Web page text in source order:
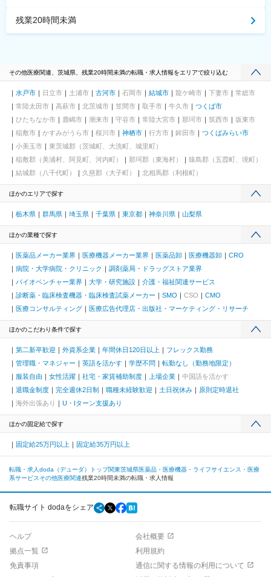
残業20時間未満
その他医療関連、茨城県、残業20時間未満の転職・求人情報をエリアで絞り込む
水戸市 日立市 土浦市 古河市 石岡市 結城市 龍ケ崎市 下妻市
常総市
常陸太田市
高萩市 北茨城市 笠間市 取手市 牛久市
つくば市
ひたちなか市
鹿嶋市 潮来市 守谷市 常陸大宮市 那珂市 筑西市
坂東市
稲敷市
かすみがうら市 桜川市 神栖市 行方市 鉾田市
つくばみらい市
小美玉市
東茨城郡（茨城町、大洗町、城里町）
稲敷郡（美浦村、阿見町、河内町）
那珂郡（東海村）
猿島郡（五霞町、境町）
結城郡（八千代町）
久慈郡（大子町） 北相馬郡（利根町）
ほかのエリアで探す
栃木県 群馬県 埼玉県 千葉県 東京都 神奈川県 山梨県
ほかの業種で探す
医薬品メーカー業界 医療機器メーカー業界 医薬品卸 医療機器卸
CRO
病院・大学病院・クリニック
調剤薬局・ドラッグストア業界
バイオベンチャー業界
大学・研究施設
介護・福祉関連サービス
診断薬・臨床検査機器・臨床検査試薬メーカー
SMO CSO
CMO
医療コンサルティング
医療広告代理店・出版社・マーケティング・リサーチ
ほかのこだわり条件で探す
第二新卒歓迎 外資系企業 年間休日120日以上
フレックス勤務
管理職・マネジャー
英語を活かす 学歴不問
転勤なし（勤務地限定）
服装自由
女性活躍 社宅・家賃補助制度 上場企業
中国語を活かす
退職金制度
完全週休2日制 職種未経験歓迎 土日祝休み
原則定時退社
海外出張あり
U・Iターン支援あり
ほかの固定給で探す
固定給25万円以上 固定給35万円以上
転職・求人doda（デューダ）トップ関東茨城県医薬品・医療機器・ライフサイエンス・医療
系サービス その他医療関連残業20時間未満の転職・求人情報
転職サイト dodaをシェア
ヘルプ
会社概要
拠点一覧
利用規約
免責事項
通信に関する情報の利用について